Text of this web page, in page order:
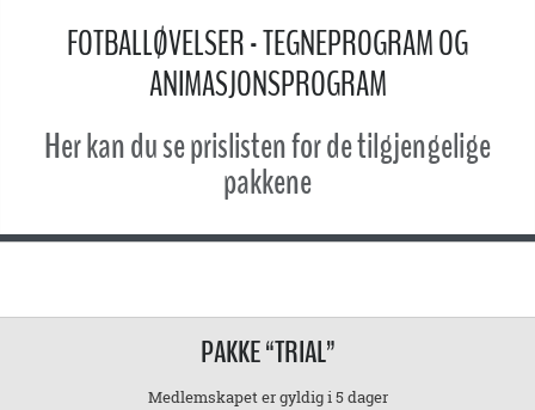
FOTBALLØVELSER - TEGNEPROGRAM OG
ANIMASJONSPROGRAM
Her kan du se prislisten for de tilgjengelige
pakkene
PAKKE “TRIAL”
Medlemskapet er gyldig i 5 dager